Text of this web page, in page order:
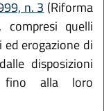
n. 3 (Riforma
compresi quelli
erogazione di
disposizioni
fino alla loro